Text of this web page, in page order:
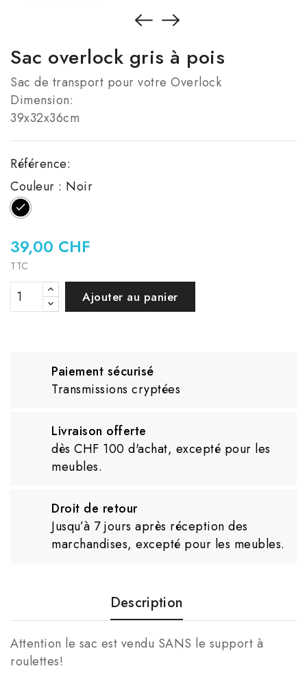
Sac overlock gris à pois
Sac de transport pour votre Overlock
Dimension:
39x32x36cm
Référence:
Couleur : Noir
Noir
39,00 CHF
TTC
Ajouter au panier
Paiement sécurisé
Transmissions cryptées
Livraison offerte
dès CHF 100 d'achat, excepté pour les
meubles.
Droit de retour
Jusqu’à 7 jours après réception des
marchandises, excepté pour les meubles.
Description
Attention le sac est vendu SANS le support à
roulettes!